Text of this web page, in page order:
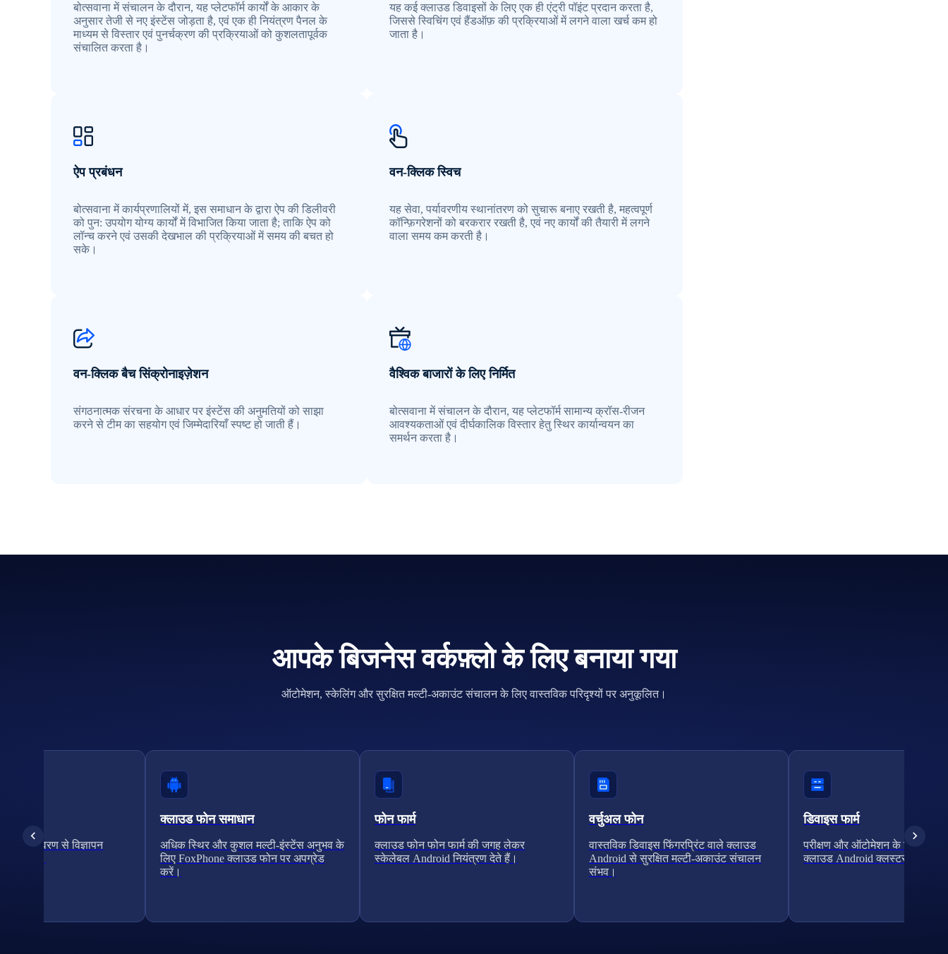
बोत्सवाना में संचालन के दौरान, यह प्लेटफॉर्म कार्यों के आकार के
अनुसार तेजी से नए इंस्टेंस जोड़ता है, एवं एक ही नियंत्रण पैनल के
माध्यम से विस्तार एवं पुनर्चक्रण की प्रक्रियाओं को कुशलतापूर्वक
संचालित करता है।
यह कई क्लाउड डिवाइसों के लिए एक ही एंट्री पॉइंट प्रदान करता है,
जिससे स्विचिंग एवं हैंडऑफ़ की प्रक्रियाओं में लगने वाला खर्च कम हो
जाता है।
ऐप प्रबंधन
बोत्सवाना में कार्यप्रणालियों में, इस समाधान के द्वारा ऐप की डिलीवरी
को पुन: उपयोग योग्य कार्यों में विभाजित किया जाता है; ताकि ऐप को
लॉन्च करने एवं उसकी देखभाल की प्रक्रियाओं में समय की बचत हो
सके।
वन-क्लिक स्विच
यह सेवा, पर्यावरणीय स्थानांतरण को सुचारू बनाए रखती है, महत्वपूर्ण
कॉन्फ़िगरेशनों को बरकरार रखती है, एवं नए कार्यों की तैयारी में लगने
वाला समय कम करती है।
वन-क्लिक बैच सिंक्रोनाइज़ेशन
संगठनात्मक संरचना के आधार पर इंस्टेंस की अनुमतियों को साझा
करने से टीम का सहयोग एवं जिम्मेदारियाँ स्पष्ट हो जाती हैं।
वैश्विक बाजारों के लिए निर्मित
बोत्सवाना में संचालन के दौरान, यह प्लेटफॉर्म सामान्य क्रॉस-रीजन
आवश्यकताओं एवं दीर्घकालिक विस्तार हेतु स्थिर कार्यान्वयन का
समर्थन करता है।
आपके बिजनेस वर्कफ़्लो के लिए बनाया गया
ऑटोमेशन, स्केलिंग और सुरक्षित मल्टी-अकाउंट संचालन के लिए वास्तविक परिदृश्यों पर अनुकूलित।
वातावरण से विज्ञापन
क्लाउड फोन समाधान
अधिक स्थिर और कुशल मल्टी-इंस्टेंस अनुभव के
लिए FoxPhone क्लाउड फोन पर अपग्रेड
करें।
फोन फार्म
क्लाउड फोन फोन फार्म की जगह लेकर
स्केलेबल Android नियंत्रण देते हैं।
वर्चुअल फोन
वास्तविक डिवाइस फिंगरप्रिंट वाले क्लाउड
Android से सुरक्षित मल्टी-अकाउंट संचालन
संभव।
डिवाइस फार्म
परीक्षण और ऑटोमेशन के लिए
क्लाउड Android क्लस्टर।